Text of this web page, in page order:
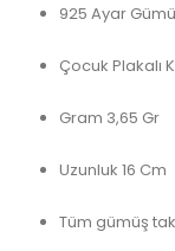
925 Ayar
Çocuk Plakalı
Gram 3,65 Gr
Uzunluk 16 Cm
Tüm gümüş